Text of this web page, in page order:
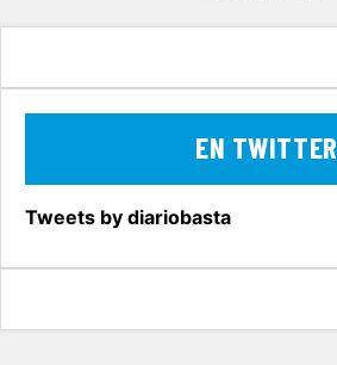
EN TWITTER
Tweets by diariobasta